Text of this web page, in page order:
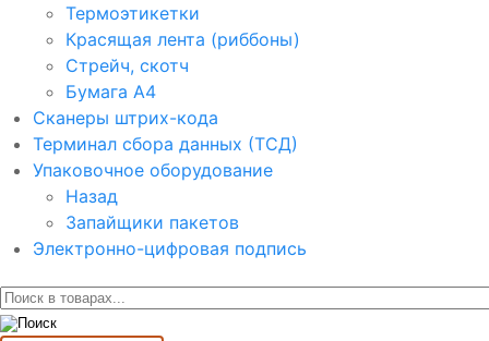
Термоэтикетки
Красящая лента (риббоны)
Стрейч, скотч
Бумага А4
Сканеры штрих-кода
Терминал сбора данных (ТСД)
Упаковочное оборудование
Назад
Запайщики пакетов
Электронно-цифровая подпись